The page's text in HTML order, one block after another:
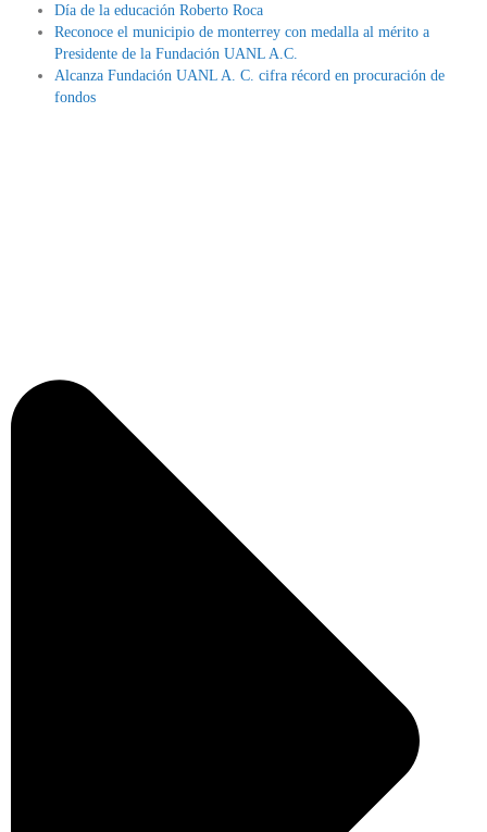
Día de la educación Roberto Roca
Reconoce el municipio de monterrey con medalla al mérito a
Presidente de la Fundación UANL A.C.
Alcanza Fundación UANL A. C. cifra récord en procuración de
fondos